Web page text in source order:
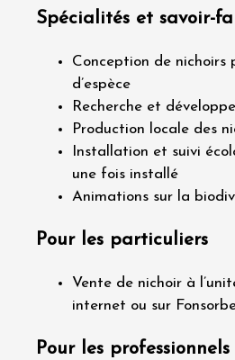
Spécialités et savoir-
Conception de nichoirs
d’espèce
Recherche et
Production locale des
Installation et suivi
une fois installé
Animations sur la
Pour les particuliers
Vente de nichoir à
internet ou sur
Pour les professionnels